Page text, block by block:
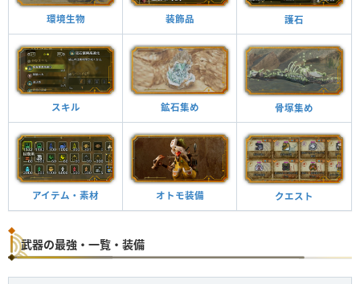
環境生物 装飾品 護石
スキル 鉱石集め 骨塚集め
アイテム・素材 オトモ装備 クエスト
武器の最強・一覧・装備